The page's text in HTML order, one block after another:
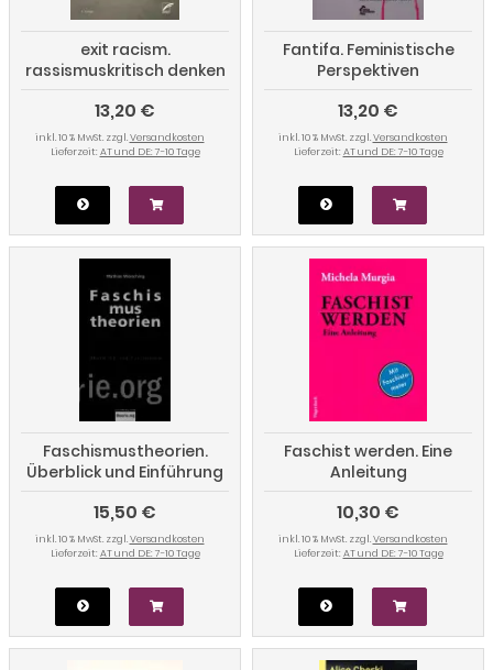
exit racism.
rassismuskritisch denken
lernen
13,20 €
inkl. 10 % MwSt. zzgl.Versandkosten
Lieferzeit: AT und DE: 7-10 Tage
Fantifa. Feministische
Perspektiven
antifaschistischer
Politiken
13,20 €
inkl. 10 % MwSt. zzgl.Versandkosten
Lieferzeit: AT und DE: 7-10 Tage
Faschismustheorien.
Überblick und Einführung
15,50 €
inkl. 10 % MwSt. zzgl.Versandkosten
Lieferzeit: AT und DE: 7-10 Tage
Faschist werden. Eine
Anleitung
10,30 €
inkl. 10 % MwSt. zzgl.Versandkosten
Lieferzeit: AT und DE: 7-10 Tage